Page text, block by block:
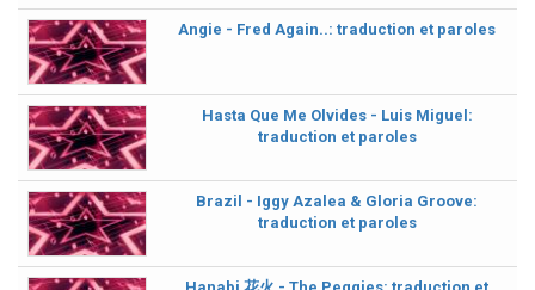
Angie - Fred Again..: traduction et paroles
Hasta Que Me Olvides - Luis Miguel:
traduction et paroles
Brazil - Iggy Azalea & Gloria Groove:
traduction et paroles